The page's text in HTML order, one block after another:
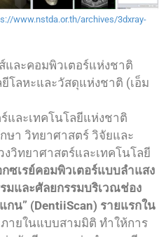
www.nstda.or.th/archives/3dxray-
และคอมพิวเตอร์แห่งชาติ
โลหะและวัสดุแห่งชาติ (เอ็ม
ละเทคโนโลยีแห่งชาติ
ษา วิทยาศาสตร์ วิจัยและ
วิทยาศาสตร์และเทคโนโลยี
กซเรย์คอมพิวเตอร์แบบลําแสง
มและศัลยกรรมบริเวณช่อง
น” (DentiiScan) รายแรกใน
ายในแบบสามมิติ ทำให้การ